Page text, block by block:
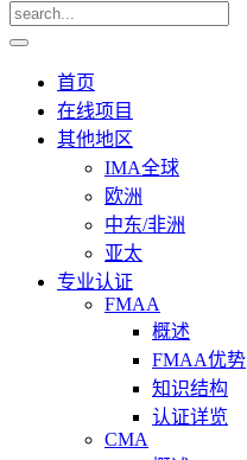
首页
在线项目
其他地区
IMA全球
欧洲
中东/非洲
亚太
专业认证
FMAA
概述
FMAA优势
知识结构
认证详览
CMA